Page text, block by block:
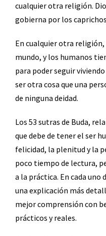
cualquier otra religión.
gobierna por los
En cualquier otra
mundo, y los humanos
para poder seguir
ser otra cosa que una
de ninguna deidad.
Los 53 sutras de Buda,
que debe de tener el ser
felicidad, la plenitud y la
poco tiempo de lectura,
a la práctica. En cada uno
una explicación más
mejor comprensión con
prácticos y reales.